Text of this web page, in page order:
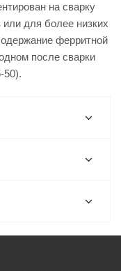
на сварку
для более низких
ферритной
после сварки
50).